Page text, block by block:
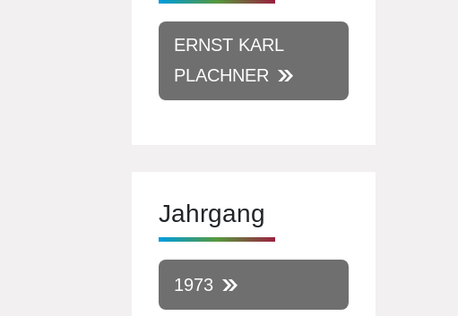
ERNST KARL
PLACHNER
Jahrgang
1973